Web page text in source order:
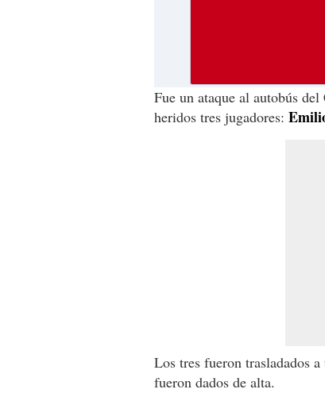
Fue un ataque al autobús
heridos tres jugadores:
Los tres fueron trasladados
fueron dados de alta.